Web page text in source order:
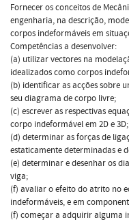
Fornecer os conceitos de
engenharia, na descrição,
corpos indeformáveis em
Competências a desenvolver:
(a) utilizar vectores na
idealizados como corpos
(b) identificar as acções sobre
seu diagrama de corpo livre;
(c) escrever as respectivas
corpo indeformável em 2D e 3D;
(d) determinar as forças de
estaticamente determinadas e
(e) determinar e desenhar os
viga;
(f) avaliar o efeito do atrito no
indeformáveis, e em
(f) começar a adquirir alguma